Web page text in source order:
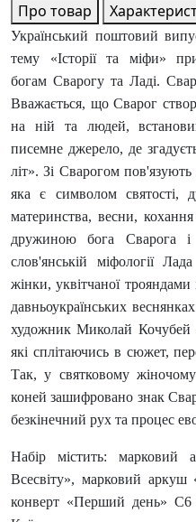
Про товар
Український поштовий
тему «Історії та міфи»
богам Сварогу та Ладі.
Вважається, що Сварог
на ній та людей,
писемне джерело, де
літ». Зі Сварогом
яка є символом святості,
материнства, весни,
дружиною бога Сварога
слов'янській міфології
жінки, уквітчаної трояндами
давньоукраїнських
художник Миколай Кочубей
які сплітаючись в сюжет,
Так, у святковому
коней зашифровано знак
безкінечний рух та процес
Набір містить: марковий
Всесвіту», марковий
конверт «Перший день» С6